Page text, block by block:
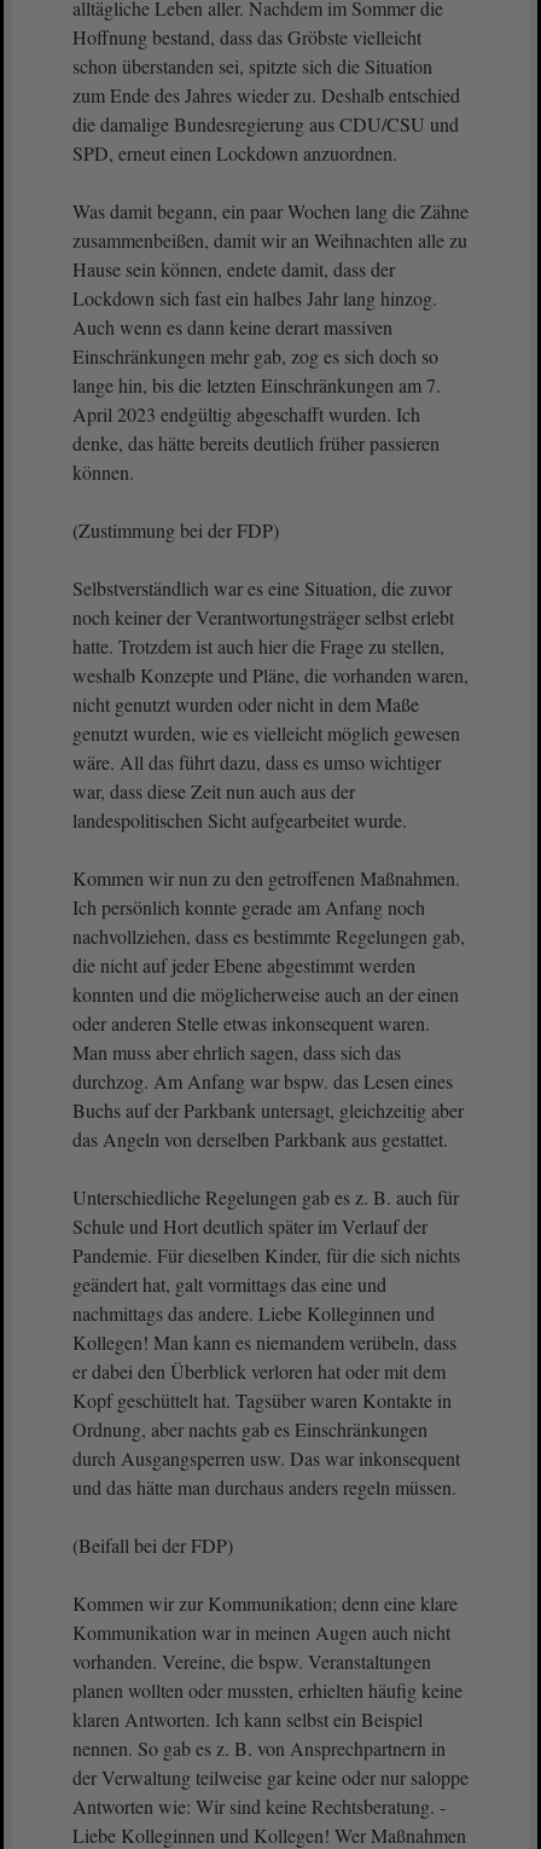
alltägliche Leben aller. Nachdem im Sommer die
Hoffnung bestand, dass das Gröbste vielleicht
schon überstanden sei, spitzte sich die Situation
zum Ende des Jahres wieder zu. Deshalb entschied
die damalige Bundesregierung aus CDU/CSU und
SPD, erneut einen Lockdown anzuordnen.
Was damit begann, ein paar Wochen lang die Zähne
zusammenbeißen, damit wir an Weihnachten alle zu
Hause sein können, endete damit, dass der
Lockdown sich fast ein halbes Jahr lang hinzog.
Auch wenn es dann keine derart massiven
Einschränkungen mehr gab, zog es sich doch so
lange hin, bis die letzten Einschränkungen am 7.
April 2023 endgültig abgeschafft wurden. Ich
denke, das hätte bereits deutlich früher passieren
können.
(Zustimmung bei der FDP)
Selbstverständlich war es eine Situation, die zuvor
noch keiner der Verantwortungsträger selbst erlebt
hatte. Trotzdem ist auch hier die Frage zu stellen,
weshalb Konzepte und Pläne, die vorhanden waren,
nicht genutzt wurden oder nicht in dem Maße
genutzt wurden, wie es vielleicht möglich gewesen
wäre. All das führt dazu, dass es umso wichtiger
war, dass diese Zeit nun auch aus der
landespolitischen Sicht aufgearbeitet wurde.
Kommen wir nun zu den getroffenen Maßnahmen.
Ich persönlich konnte gerade am Anfang noch
nachvollziehen, dass es bestimmte Regelungen gab,
die nicht auf jeder Ebene abgestimmt werden
konnten und die möglicherweise auch an der einen
oder anderen Stelle etwas inkonsequent waren.
Man muss aber ehrlich sagen, dass sich das
durchzog. Am Anfang war bspw. das Lesen eines
Buchs auf der Parkbank untersagt, gleichzeitig aber
das Angeln von derselben Parkbank aus gestattet.
Unterschiedliche Regelungen gab es z. B. auch für
Schule und Hort deutlich später im Verlauf der
Pandemie. Für dieselben Kinder, für die sich nichts
geändert hat, galt vormittags das eine und
nachmittags das andere. Liebe Kolleginnen und
Kollegen! Man kann es niemandem verübeln, dass
er dabei den Überblick verloren hat oder mit dem
Kopf geschüttelt hat. Tagsüber waren Kontakte in
Ordnung, aber nachts gab es Einschränkungen
durch Ausgangsperren usw. Das war inkonsequent
und das hätte man durchaus anders regeln müssen.
(Beifall bei der FDP)
Kommen wir zur Kommunikation; denn eine klare
Kommunikation war in meinen Augen auch nicht
vorhanden. Vereine, die bspw. Veranstaltungen
planen wollten oder mussten, erhielten häufig keine
klaren Antworten. Ich kann selbst ein Beispiel
nennen. So gab es z. B. von Ansprechpartnern in
der Verwaltung teilweise gar keine oder nur saloppe
Antworten wie: Wir sind keine Rechtsberatung. -
Liebe Kolleginnen und Kollegen! Wer Maßnahmen